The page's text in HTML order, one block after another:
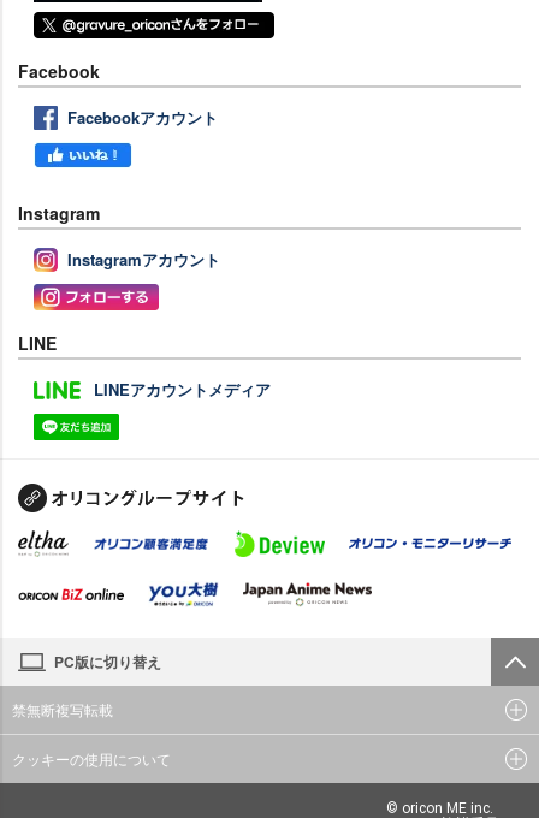
Facebook
Facebookアカウント
Instagram
Instagramアカウント
LINE
LINEアカウントメディア
PC版に切り替え
禁無断複写転載
クッキーの使用について
© oricon ME inc.